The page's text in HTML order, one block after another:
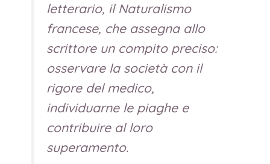
letterario, il Naturalismo
francese, che assegna allo
scrittore un compito preciso:
osservare la società con il
rigore del medico,
individuarne le piaghe e
contribuire al loro
superamento.